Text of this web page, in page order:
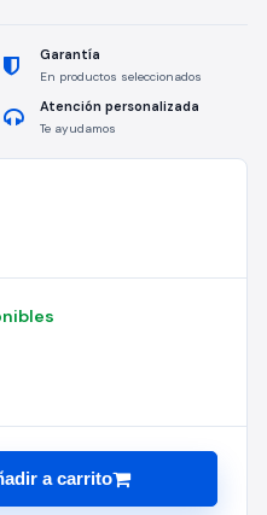
Garantía
En productos seleccionados
Atención personalizada
Te ayudamos
a carrito